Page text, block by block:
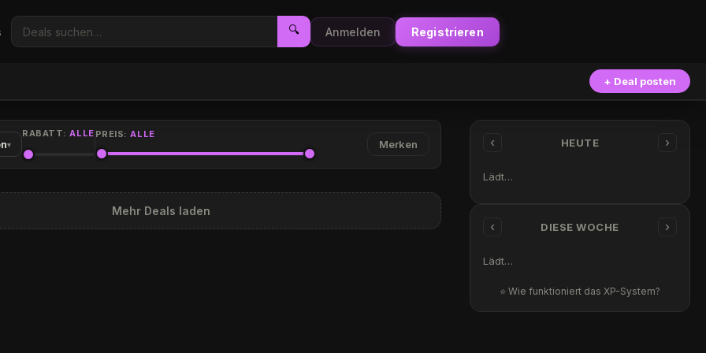
🔍 Anmelden Registrieren
+ Deal posten
▾
RABATT:ALLE PREIS:ALLE
Merken
Mehr Deals laden
‹ HEUTE ›
Lädt…
‹ DIESE WOCHE ›
Lädt…
⭐ Wie funktioniert das XP-System?